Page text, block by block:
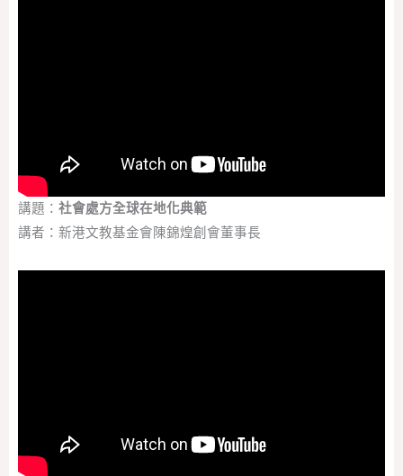
講題： 社會處方全球在地化典範
講者：新港文教基金會陳錦煌創會董事長